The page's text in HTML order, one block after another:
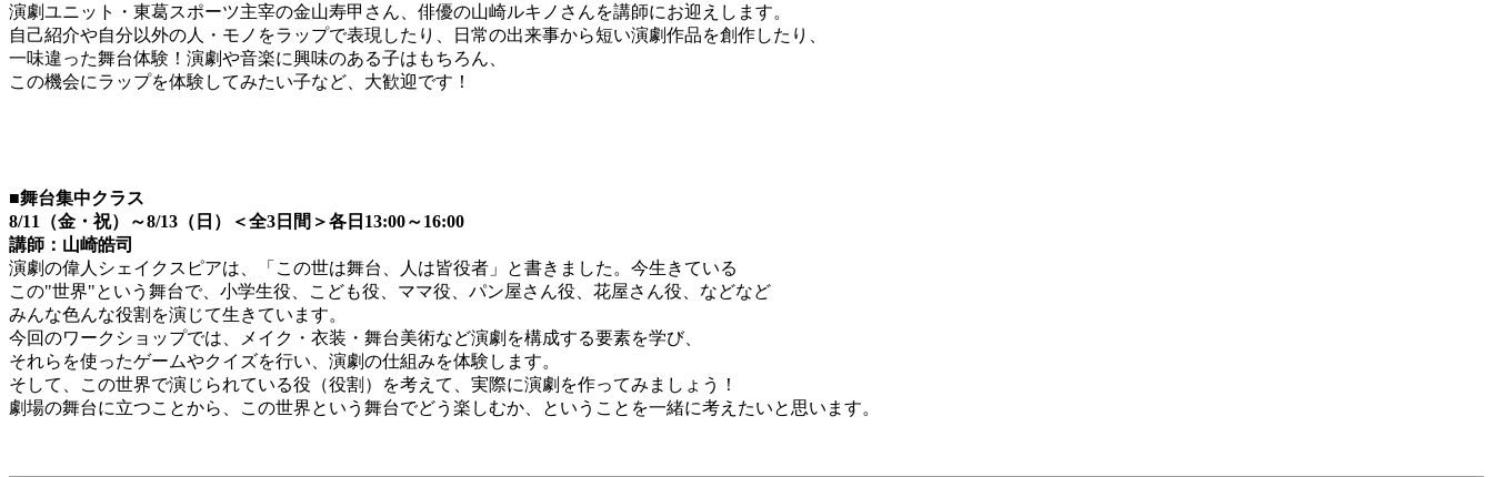
演劇ユニット・東葛スポーツ主宰の金山寿甲さん、俳優の山崎ルキノさんを講師にお迎えします。
自己紹介や自分以外の人・モノをラップで表現したり、日常の出来事から短い演劇作品を創作したり、
一味違った舞台体験！演劇や音楽に興味のある子はもちろん、
この機会にラップを体験してみたい子など、大歓迎です！
■舞台集中クラス
8/11（金・祝）～8/13（日）＜全3日間＞各日13:00～16:00
講師：山崎皓司
演劇の偉人シェイクスピアは、「この世は舞台、人は皆役者」と書きました。今生きている
この"世界"という舞台で、小学生役、こども役、ママ役、パン屋さん役、花屋さん役、などなど
みんな色んな役割を演じて生きています。
今回のワークショップでは、メイク・衣装・舞台美術など演劇を構成する要素を学び、
それらを使ったゲームやクイズを行い、演劇の仕組みを体験します。
そして、この世界で演じられている役（役割）を考えて、実際に演劇を作ってみましょう！
劇場の舞台に立つことから、この世界という舞台でどう楽しむか、ということを一緒に考えたいと思います。